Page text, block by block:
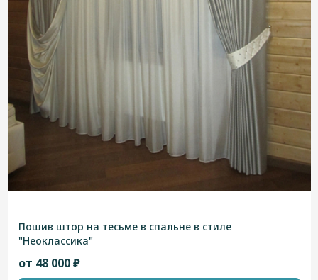
Пошив штор на тесьме в спальне в стиле
"Неоклассика"
от 48 000 ₽